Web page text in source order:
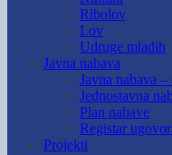
Ribolov
Lov
Udruge mladih
Javna nabava
Javna nabava –
Jednostavna
Plan nabave
Registar
Projekti